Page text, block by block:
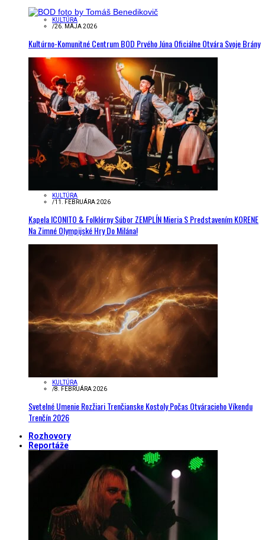
KULTÚRA
/26. MÁJA 2026
Kultúrno-Komunitné Centrum BOD Prvého Júna Oficiálne Otvára Svoje Brány
KULTÚRA
/11. FEBRUÁRA 2026
Kapela ICONITO & Folklórny Súbor ZEMPLÍN Mieria S Predstavením KORENE
Na Zimné Olympijské Hry Do Milána!
KULTÚRA
/8. FEBRUÁRA 2026
Svetelné Umenie Rozžiari Trenčianske Kostoly Počas Otváracieho Víkendu
Trenčín 2026
Rozhovory
Reportáže